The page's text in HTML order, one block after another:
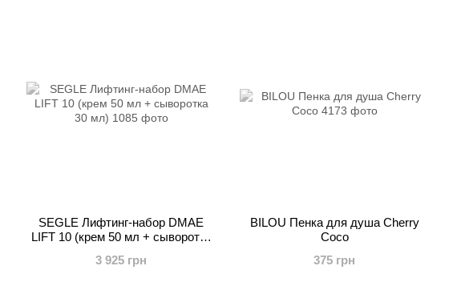
SEGLE Лифтинг-набор DMAE
LIFT 10 (крем 50 мл + сыворотка
3 925 грн
BILOU Пенка для душа Cherry
Coco
375 грн